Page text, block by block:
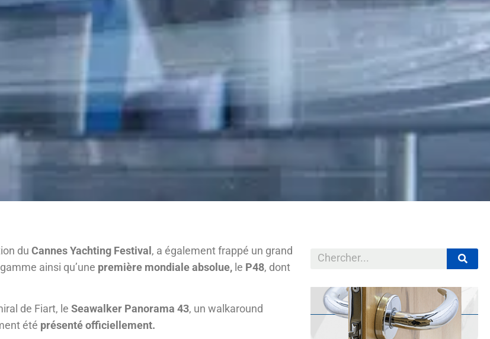
du Cannes Yachting Festival , a également frappé un grand
ainsi qu’une première mondiale absolue, le P48, dont
de Fiart, le Seawalker Panorama 43, un walkaround
été présenté officiellement.